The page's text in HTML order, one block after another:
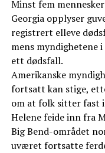
Minst fem
Georgia opplyser
registrert elleve
mens myndighetene
ett dødsfall.
Amerikanske
fortsatt kan stige,
om at folk sitter fast
Helene feide inn fra
Big Bend-området
uværet fortsatte